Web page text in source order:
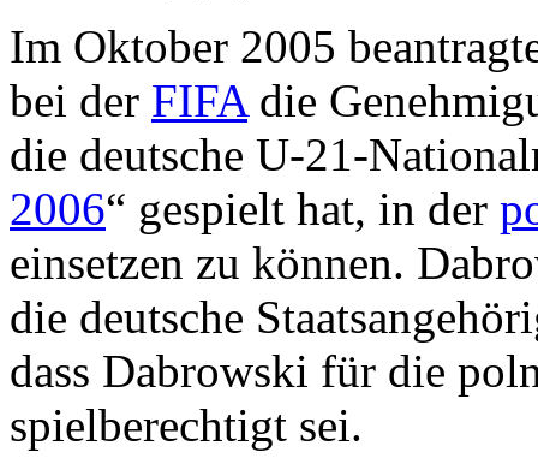
Im Oktober 2005
bei der FIFAdie
die deutsche U-21-
2006“ gespielt hat, in der
einsetzen zu können.
die deutsche
dass Dabrowski für die
spielberechtigt sei.